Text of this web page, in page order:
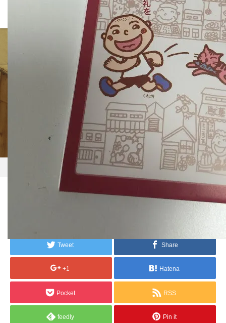
ブログ一覧 まち歩きMAP
Tweet Share
+1 Hatena
Pocket RSS
feedly Pin it